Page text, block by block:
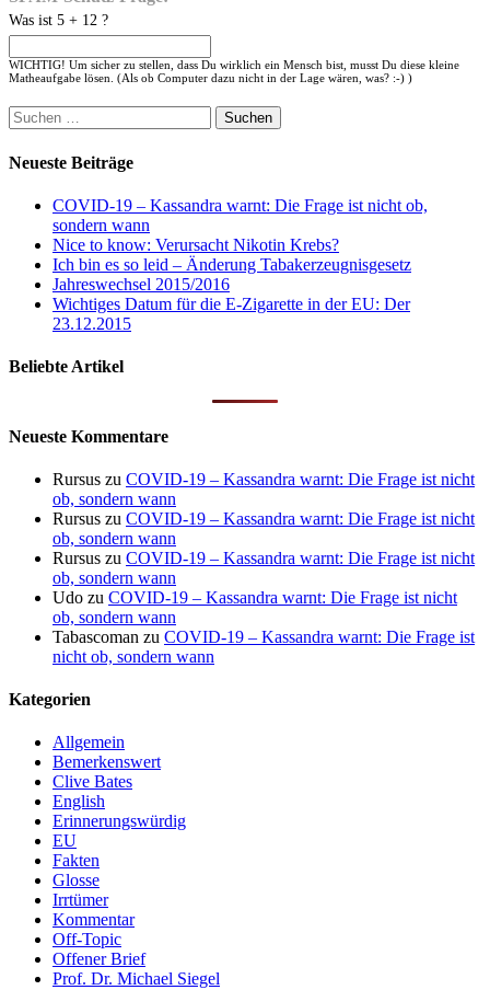
Was ist 5 + 12 ?
WICHTIG! Um sicher zu stellen, dass Du wirklich ein Mensch bist, musst Du diese kleine
Matheaufgabe lösen. (Als ob Computer dazu nicht in der Lage wären, was? :-) )
Suchen
nach:
Neueste Beiträge
COVID-19 – Kassandra warnt: Die Frage ist nicht ob,
sondern wann
Nice to know: Verursacht Nikotin Krebs?
Ich bin es so leid – Änderung Tabakerzeugnisgesetz
Jahreswechsel 2015/2016
Wichtiges Datum für die E-Zigarette in der EU: Der
23.12.2015
Beliebte Artikel
Neueste Kommentare
Rursus zu COVID-19 – Kassandra warnt: Die Frage ist nicht
ob, sondern wann
Rursus zu COVID-19 – Kassandra warnt: Die Frage ist nicht
ob, sondern wann
Rursus zu COVID-19 – Kassandra warnt: Die Frage ist nicht
ob, sondern wann
Udo zu COVID-19 – Kassandra warnt: Die Frage ist nicht
ob, sondern wann
Tabascoman zu COVID-19 – Kassandra warnt: Die Frage ist
nicht ob, sondern wann
Kategorien
Allgemein
Bemerkenswert
Clive Bates
English
Erinnerungswürdig
EU
Fakten
Glosse
Irrtümer
Kommentar
Off-Topic
Offener Brief
Prof. Dr. Michael Siegel